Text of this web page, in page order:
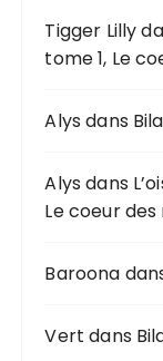
e
p
u
:
Tigger Lilly
tome 1, Le
Alys dans
Alys dans
Le coeur
Baroona
Vert dans